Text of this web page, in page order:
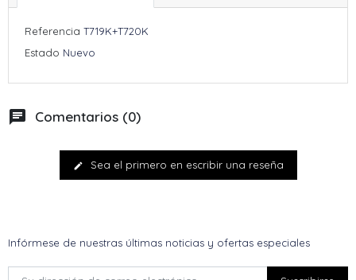
Referencia T719K+T720K
Estado Nuevo
chat Comentarios (0)
edit Sea el primero en escribir una reseña
Infórmese de nuestras últimas noticias y ofertas especiales